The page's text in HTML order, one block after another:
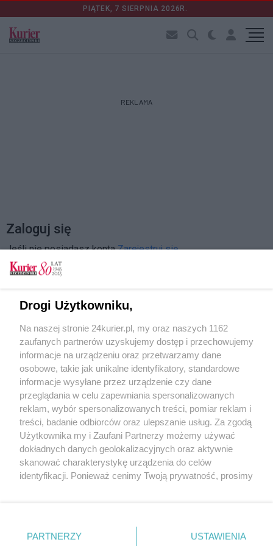
PIĄTEK, 7 SIERPNIA 2026R.
REKLAMA
Zaloguj się
Jeśli nie posiadasz kontaZarejestruj się
Zapamiętać?
Zaloguj
Zapomniałem hasła
Copyright © 2022 Kurier Szczeciński sp. z o.o.
Drogi Użytkowniku,
Na naszej stronie 24kurier.pl, my oraz naszych 1162
zaufanych partnerów uzyskujemy dostęp i przechowujemy
informacje na urządzeniu oraz przetwarzamy dane
osobowe, takie jak unikalne identyfikatory, standardowe
informacje wysyłane przez urządzenie czy dane
przeglądania w celu zapewniania spersonalizowanych
reklam, wybór spersonalizowanych treści, pomiar reklam i
treści, badanie odbiorców oraz ulepszanie usług. Za zgodą
Użytkownika my i Zaufani Partnerzy możemy używać
dokładnych danych geolokalizacyjnych oraz aktywnie
skanować charakterystykę urządzenia do celów
identyfikacji. Ponieważ cenimy Twoją prywatność, prosimy
prywatności znajdujący się w lewym dolnym rogu strony
. Niektóre rodzaje przetwarzania danych nie wymagają
PARTNERZY USTAWIENIA